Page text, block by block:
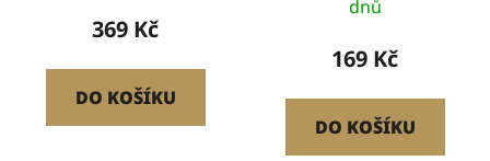
369 Kč
DO KOŠÍKU
dnů
169 Kč
DO KOŠÍKU